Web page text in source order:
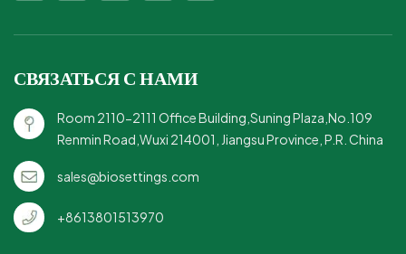
СВЯЗАТЬСЯ С НАМИ
Room 2110-2111 Office Building,Suning Plaza,No.109
Renmin Road,Wuxi 214001, Jiangsu Province, P.R. China
sales@biosettings.com
+8613801513970